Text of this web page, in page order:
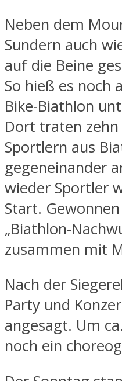
Neben dem
Sundern auch
auf die Beine
So hieß es noch
Bike-Biathlon
Dort traten
Sportlern aus
gegeneinander
wieder Sportler
Start.
„Biathlon-
zusammen mit
Nach der
Party und
angesagt. Um
noch ein